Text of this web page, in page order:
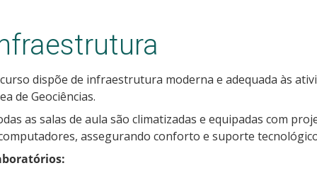
dispõe de infraestrutura moderna e adequada às
de Geociências.
as salas de aula são climatizadas e equipadas com
assegurando conforto e suporte